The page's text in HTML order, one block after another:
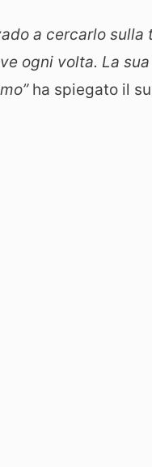
a cercarlo sulla
ogni volta. La
ha spiegato il